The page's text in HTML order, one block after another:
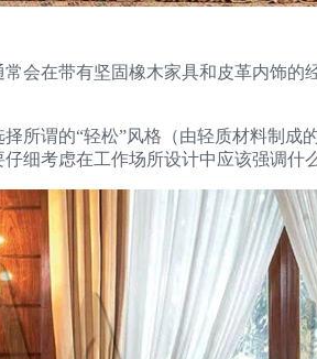
会在带有坚固橡木家具和皮革内饰
所谓的“轻松”风格（由轻质材料制
细考虑在工作场所设计中应该强调什